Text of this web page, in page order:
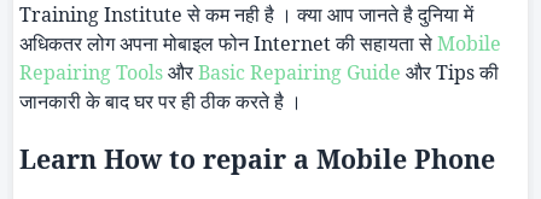
Training Instituteसे कम नही है । क्या आप जानते है दुनिया में
अधिकतर लोग अपना मोबाइल फोनInternetकी सहायता सेMobile
Repairing ToolsऔरBasic Repairing Guide औरTipsकी
जानकारी के बाद घर पर ही ठीक करते है ।
Learn How to repair a Mobile Phone